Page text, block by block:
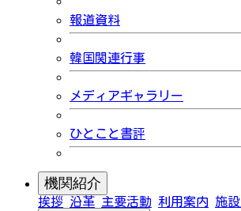
報道資料
韓国関連行事
メディアギャラリー
ひとこと書評
機関紹介
挨拶 沿革 主要活動 利用案内 施